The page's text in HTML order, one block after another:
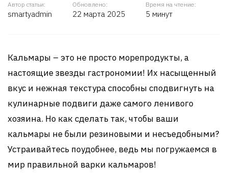
Автор статьи:
smartyadmin
Обновлено:
22 марта 2025
Время на чтение:
5 минут
Кальмары – это не просто морепродукты, а
настоящие звезды гастрономии! Их насыщенный
вкус и нежная текстура способны сподвигнуть на
кулинарные подвиги даже самого ленивого
хозяина. Но как сделать так, чтобы ваши
кальмары не были резиновыми и несъедобными?
Устраивайтесь поудобнее, ведь мы погружаемся в
мир правильной варки кальмаров!